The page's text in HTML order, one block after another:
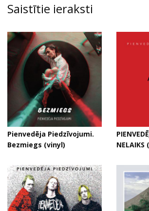
Saistītie ieraksti
Pienvedēja Piedzīvojumi.
Bezmiegs (vinyl)
NELAIKS